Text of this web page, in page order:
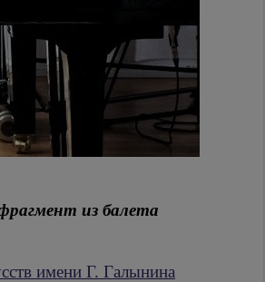
из балета
имени Г. Галынина